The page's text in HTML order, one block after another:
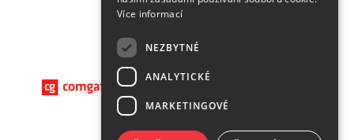
Více informací
NEZBYTNÉ
ANALYTICKÉ
MARKETINGOVÉ